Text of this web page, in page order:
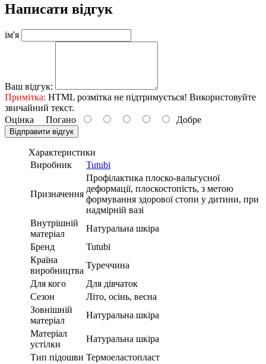
Написати відгук
ім'я
Ваш відгук:
Примітка: HTML розмітка не підтримується! Використовуйте
звичайний текст.
Оцінка Погано Добре
Відправити відгук
Характеристики
Виробник
Tutubi
Призначення
Профілактика плоско-вальгусної
деформації, плоскостопість, з метою
формування здорової стопи у дитини, при
надмірній вазі
Внутрішній
матеріал
Натуральна шкіра
Бренд
Tutubi
Країна
виробництва
Туреччина
Для кого
Для дівчаток
Сезон
Літо, осінь, весна
Зовнішній
матеріал
Натуральна шкіра
Матеріал
устілки
Натуральна шкіра
Тип підошви Термоеластопласт